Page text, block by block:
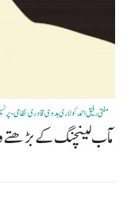
مفتی رفیق احمد کولاری ہدوی قادری نظامی-
مآب لینچنگ کے